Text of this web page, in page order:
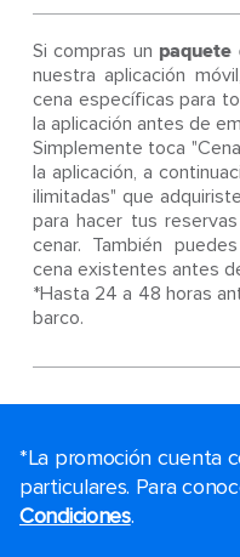
Si compras un paquete
nuestra aplicación
cena específicas para
la aplicación antes de
Simplemente toca
la aplicación, a
ilimitadas" que
para hacer tus
cenar. También
cena existentes antes
*Hasta 24 a 48 horas
barco.
*La promoción cuenta
particulares. Para
Condiciones.